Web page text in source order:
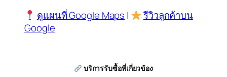
ดูแผนที่ Google Maps |
รีวิวลูกค้าบน
Google
บริการรับซื้อที่เกี่ยวข้อง